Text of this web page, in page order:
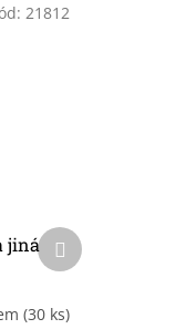
jiná
(30 ks)
21812
Další
produkt